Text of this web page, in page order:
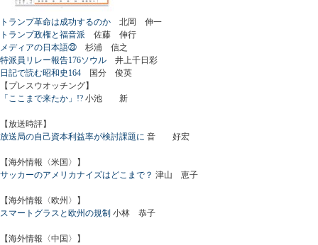
トランプ革命は成功するのか 北岡 伸一
トランプ政権と福音派 佐藤 伸行
メディアの日本語㉓ 杉浦 信之
特派員リレー報告176ソウル 井上千日彩
日記で読む昭和史164 国分 俊英
【プレスウオッチング】
「ここまで来たか」!? 小池 新
【放送時評】
放送局の自己資本利益率が検討課題に 音 好宏
【海外情報〈米国〉】
サッカーのアメリカナイズはどこまで？ 津山 恵子
【海外情報〈欧州〉】
スマートグラスと欧州の規制 小林 恭子
【海外情報〈中国〉】